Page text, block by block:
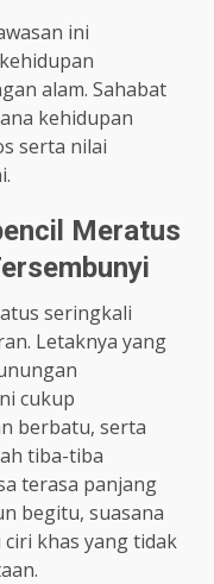
ini
alam. Sahabat
kehidupan
serta nilai
Meratus
seringkali
Letaknya yang
cukup
berbatu, serta
tiba-tiba
terasa panjang
begitu, suasana
khas yang tidak